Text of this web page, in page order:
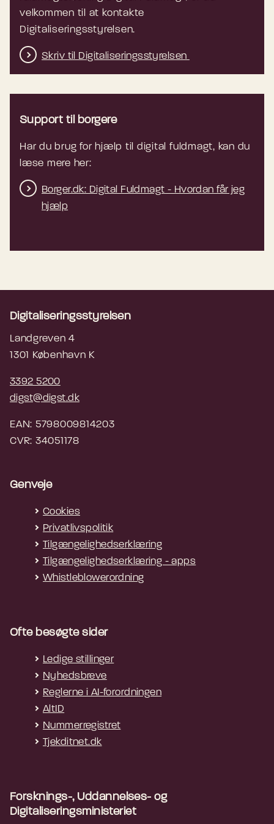
velkommen til at kontakte
Digitaliseringsstyrelsen.
Skriv til Digitaliseringsstyrelsen
Support til borgere
Har du brug for hjælp til digital fuldmagt, kan du
læse mere her:
Borger.dk: Digital Fuldmagt - Hvordan får jeg
hjælp
Digitaliseringsstyrelsen
Landgreven 4
1301 København K
3392 5200
digst@digst.dk
EAN: 5798009814203
CVR: 34051178
Genveje
Cookies
Privatlivspolitik
Tilgængelighedserklæring
Tilgængelighedserklæring - apps
Whistleblowerordning
Ofte besøgte sider
Ledige stillinger
Nyhedsbreve
Reglerne i AI-forordningen
AltID
Nummerregistret
Tjekditnet.dk
Forsknings-, Uddannelses- og
Digitaliseringsministeriet